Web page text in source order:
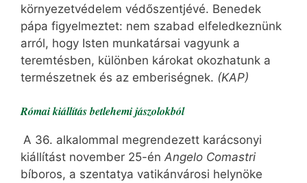
környezetvédelem védőszentjévé. Benedek
pápa figyelmeztet: nem szabad elfeledkeznünk
arról, hogy Isten munkatársai vagyunk a
teremtésben, különben károkat okozhatunk a
természetnek és az emberiségnek. (KAP)
Római kiállítás betlehemi jászolokból
A 36. alkalommal megrendezett karácsonyi
kiállítást november 25-én Angelo Comastri
bíboros, a szentatya vatikánvárosi helynöke